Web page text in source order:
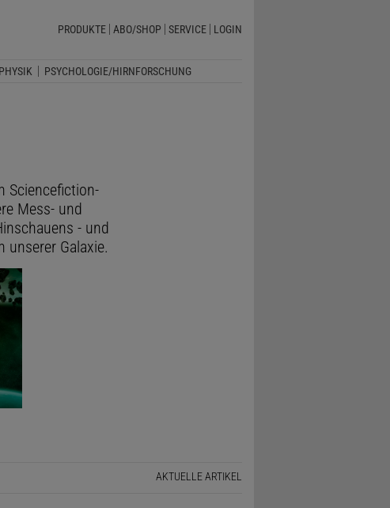
PRODUKTE ABO/SHOP SERVICE LOGIN
PHYSIK PSYCHOLOGIE/HIRNFORSCHUNG
Sciencefiction-
Mess- und
- und
unserer Galaxie.
AKTUELLE ARTIKEL